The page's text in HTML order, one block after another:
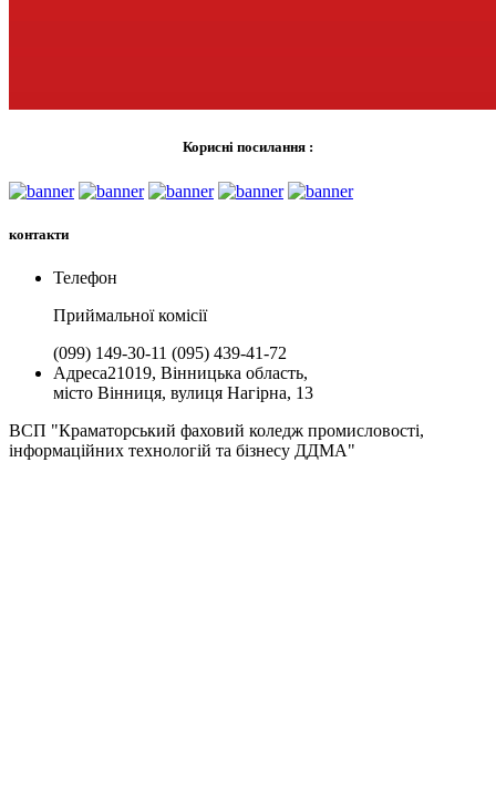
Корисні посилання :
контакти
Телефон
Приймальної комiсії
(099) 149-30-11 (095) 439-41-72
Адреса21019, Вінницька область,
місто Вінниця, вулиця Нагірна, 13
ВСП "Краматорський фаховий коледж промисловості,
інформаційних технологій та бізнесу ДДМА"